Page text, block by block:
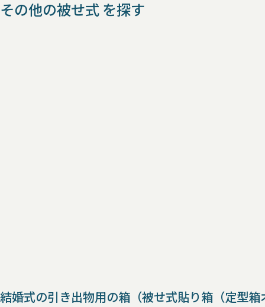
その他の被せ式 を探す
結婚式の引き出物用の箱（被せ式貼り箱（定型